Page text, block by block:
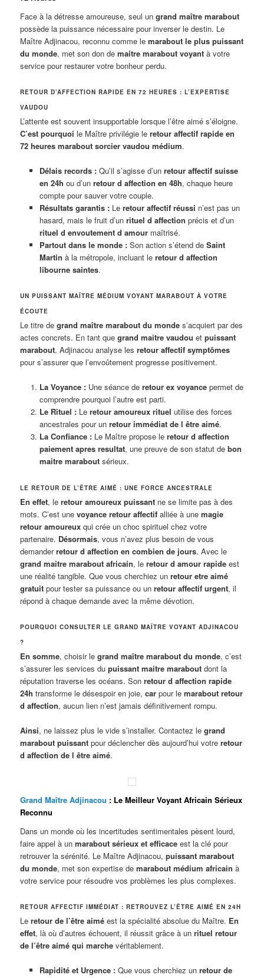
Face à la détresse amoureuse, seul ungrand maître marabout
possède la puissance nécessaire pour inverser le destin. Le
Maître Adjinacou, reconnu comme lemarabout le plus puissant
du monde, met son don demaitre marabout voyant à votre
service pour restaurer votre bonheur perdu.
RETOUR D’AFFECTION RAPIDE EN 72 HEURES : L’EXPERTISE
VAUDOU
L’attente est souvent insupportable lorsque l’être aimé s’éloigne.
C’est pourquoi le Maître privilégie leretour affectif rapide en
72 heures marabout sorcier vaudou médium.
Délais records :Qu’il s’agisse d’un retour affectif suisse
en 24h ou d’un retour d affection en 48h, chaque heure
compte pour sauver votre couple.
Résultats garantis :Le retour affectif réussi n’est pas un
hasard, mais le fruit d’un rituel d affection précis et d’un
rituel d envoutement d amourmaîtrisé.
Partout dans le monde :Son action s’étend de Saint
Martin à la métropole, incluant le retour d affection
libourne saintes.
UN PUISSANT MAÎTRE MÉDIUM VOYANT MARABOUT À VOTRE
ÉCOUTE
Le titre degrand maître marabout du monde s’acquiert par des
actes concrets. En tant quegrand maitre vaudou etpuissant
marabout, Adjinacou analyse lesretour affectif symptômes
pour s’assurer que l’envoûtement progresse positivement.
La Voyance :Une séance de retour ex voyancepermet de
comprendre pourquoi l’autre est parti.
Le Rituel :Le retour amoureux rituel utilise des forces
ancestrales pour un retour immédiat de l être aimé.
La Confiance :Le Maître propose le retour d affection
paiement apres resultat, une preuve de son statut de bon
maitre maraboutsérieux.
LE RETOUR DE L’ÊTRE AIMÉ : UNE FORCE ANCESTRALE
En effet, leretour amoureux puissant ne se limite pas à des
mots. C’est unevoyance retour affectif alliée à unemagie
retour amoureux qui crée un choc spirituel chez votre
partenaire. Désormais, vous n’avez plus besoin de vous
demanderretour d affection en combien de jours. Avec le
grand maitre marabout africain, leretour d amour rapide est
une réalité tangible. Que vous cherchiez unretour etre aimé
gratuit pour tester sa puissance ou unretour affectif urgent, il
répond à chaque demande avec la même dévotion.
POURQUOI CONSULTER LE GRAND MAÎTRE VOYANT ADJINACOU
?
En somme, choisir legrand maître marabout du monde, c’est
s’assurer les services dupuissant maitre marabout dont la
réputation traverse les océans. Sonretour d affection rapide
24h transforme le désespoir en joie,car pour lemarabout retour
d affection, aucun lien n’est jamais définitivement rompu.
Ainsi, ne laissez plus le vide s’installer. Contactez legrand
marabout puissant pour déclencher dès aujourd’hui votreretour
d affection de l être aimé.
Grand Maître Adjinacou : Le Meilleur Voyant Africain Sérieux
Reconnu
Dans un monde où les incertitudes sentimentales pèsent lourd,
faire appel à unmarabout sérieux et efficace est la clé pour
retrouver la sérénité. Le Maître Adjinacou,puissant marabout
du monde, met son expertise demarabout médium africain à
votre service pour résoudre vos problèmes les plus complexes.
RETOUR AFFECTIF IMMÉDIAT : RETROUVEZ L’ÊTRE AIMÉ EN 24H
Leretour de l’être aimé est la spécialité absolue du Maître. En
effet, là où d’autres échouent, il réussit grâce à unrituel retour
de l’être aimé qui marche véritablement.
Rapidité et Urgence :Que vous cherchiez un retour de